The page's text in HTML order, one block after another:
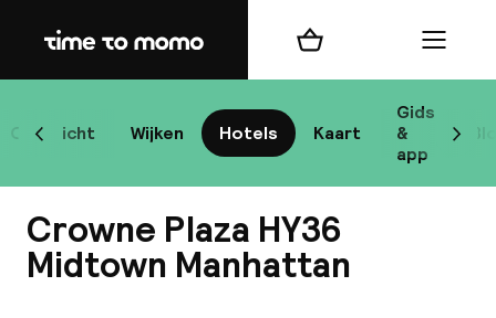
Home
Overzicht Wijken Hotels Kaart
Gids
&
app
Scroll naar links
Winkelmand Menu
Crowne Plaza HY36
Midtown Manhattan